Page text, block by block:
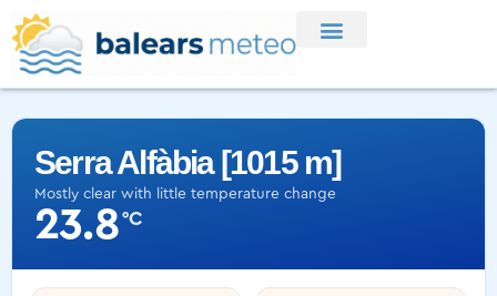
Serra Alfàbia [1015 m]
Mostly clear with little temperature change
23.8 °C